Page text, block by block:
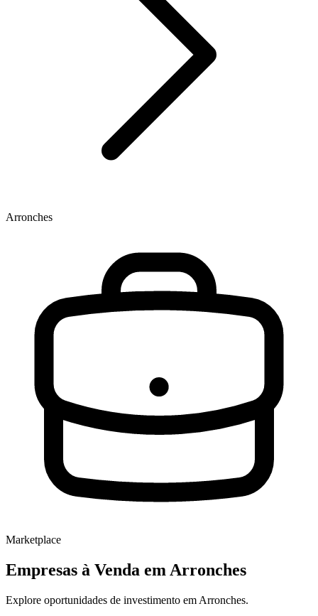
Arronches
Marketplace
Empresas à Venda em Arronches
Explore oportunidades de investimento em Arronches.